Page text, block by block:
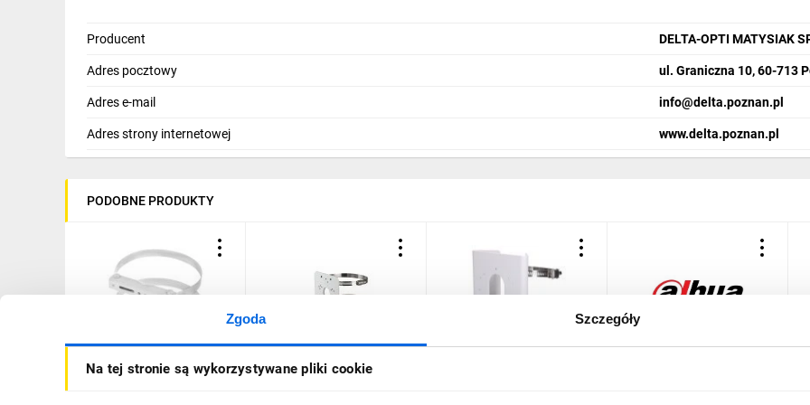
Zgoda Szczegóły
Na tej stronie są wykorzystywane pliki cookie
Producent DELTA-OPTI MATYSIAK
Adres pocztowy ul. Graniczna 10, 60-713
Adres e-mail info@delta.poznan.pl
Adres strony internetowej www.delta.poznan.pl
PODOBNE PRODUKTY
Uchwyt na słup OR-150/T
Uchwyt słupowy do kamer
PFA152-E